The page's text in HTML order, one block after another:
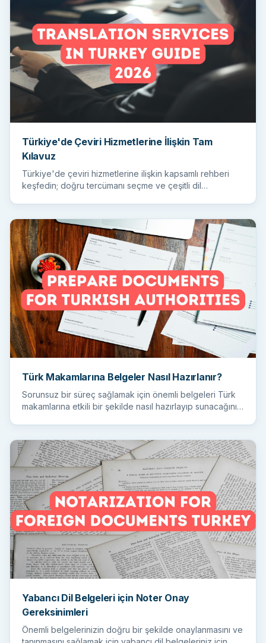
Türkiye'de Çeviri Hizmetlerine İlişkin Tam
Kılavuz
Türkiye'de çeviri hizmetlerine ilişkin kapsamlı rehberi
keşfedin; doğru tercümanı seçme ve çeşitli dil
Türk Makamlarına Belgeler Nasıl Hazırlanır?
Sorunsuz bir süreç sağlamak için önemli belgeleri Türk
makamlarına etkili bir şekilde nasıl hazırlayıp sunacağınızı
Yabancı Dil Belgeleri için Noter Onay
Gereksinimleri
Önemli belgelerinizin doğru bir şekilde onaylanmasını ve